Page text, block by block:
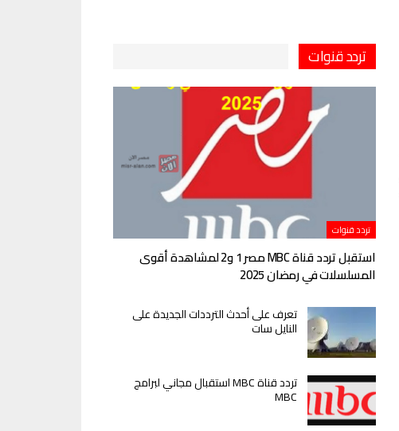
تردد قنوات
تردد قنوات
استقبل تردد قناة MBC مصر 1 و2 لمشاهدة أقوى
المسلسلات في رمضان 2025
تعرف على أحدث الترددات الجديدة على
النايل سات
تردد قناة MBC استقبال مجاني لبرامج
MBC